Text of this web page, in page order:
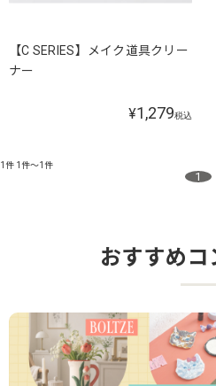
【C SERIES】メイク道具クリー
ナー
¥1,279税込
1件 1件～1件
1
おすすめコ